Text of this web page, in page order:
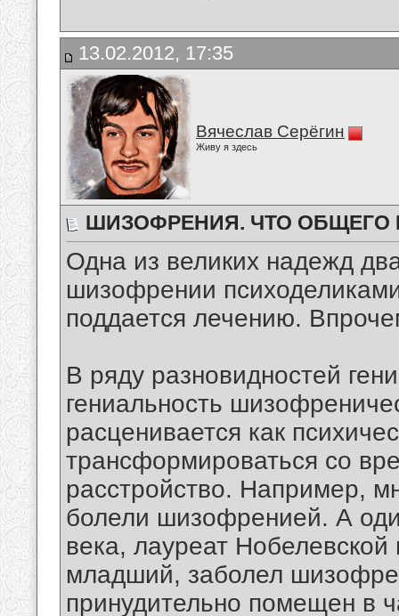
13.02.2012, 17:35
Вячеслав Серёгин
Живу я здесь
ШИЗОФРЕНИЯ. ЧТО
Одна из великих надежд
шизофрении
поддается лечению.
В ряду разновидностей
гениальность
расценивается как
трансформироваться со
расстройство. Например,
болели шизофренией. А
века, лауреат
младший, заболел
принудительно помещен в